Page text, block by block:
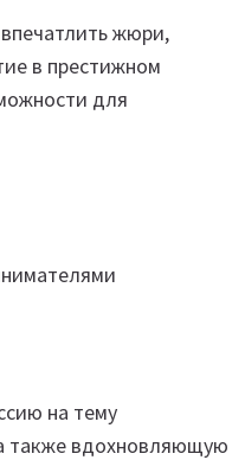
жюри,
в престижном
для
на тему
также вдохновляющую